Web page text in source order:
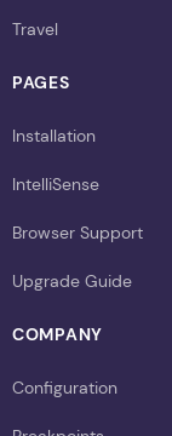
Travel
PAGES
Installation
IntelliSense
Browser Support
Upgrade Guide
COMPANY
Configuration